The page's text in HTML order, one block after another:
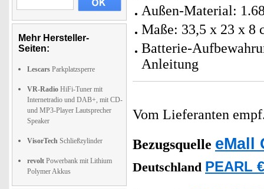
Mehr Hersteller-
Seiten:
Lescars Parkplatzsperre
VR-Radio HiFi-Tuner mit
Internetradio und DAB+, mit CD-
und MP3-Player Lautsprecher
Speaker
VisorTech Schließzylinder
revolt Powerbank mit Lithium
Polymer Akkus
Außen-Material:
Maße: 33,5 x 23 x 8
Batterie-
Anleitung
Vom Lieferanten
Bezugsquelle eMall
Deutschland PEARL